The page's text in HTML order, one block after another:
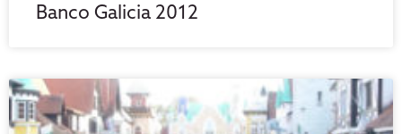
Banco Galicia 2012